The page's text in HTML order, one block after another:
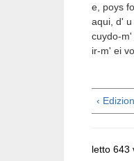
e, poys
aqui, d' u
ir-m' ei
‹
letto 643